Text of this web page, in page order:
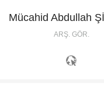
Mücahid Abdullah
ARŞ. GÖR.